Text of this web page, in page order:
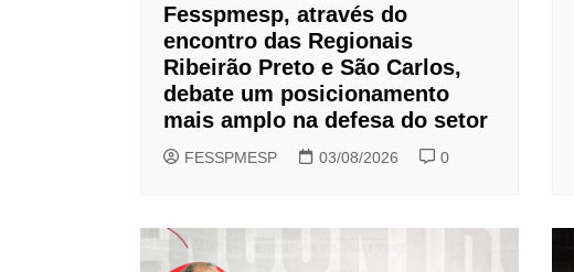
Fesspmesp, através do
encontro das Regionais
Ribeirão Preto e São Carlos,
debate um posicionamento
mais amplo na defesa do setor
FESSPMESP 03/08/2026 0